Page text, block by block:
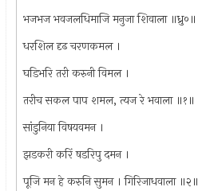
भजभज भवजलधिमाजि मनुजा शिवाला ॥ध्रु०॥
धरशिल दृढ चरणकमल ।
घडिभरि तरी करुनी विमल ।
तरीच सकल पाप शमल, त्यज रे भवाला ॥१॥
सांडुनिया विषयवमन ।
झडकरी करिं षडरिपु दमन ।
पूजि मन हे करुनि सुमन । गिरिजाधवाला ॥२॥